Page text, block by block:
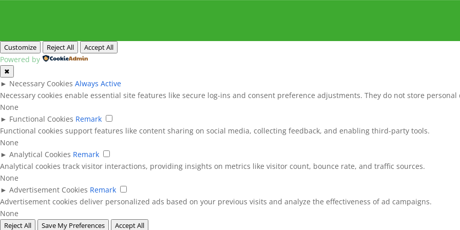
Customize Reject All Accept All
Powered by
✖
► Necessary Cookies Always Active
Necessary cookies enable essential site features like secure log-ins and consent preference adjustments. They do not store personal
None
► Functional Cookies Remark
Functional cookies support features like content sharing on social media, collecting feedback, and enabling third-party tools.
None
► Analytical Cookies Remark
Analytical cookies track visitor interactions, providing insights on metrics like visitor count, bounce rate, and traffic sources.
None
► Advertisement Cookies Remark
Advertisement cookies deliver personalized ads based on your previous visits and analyze the effectiveness of ad campaigns.
None
Reject All Save My Preferences Accept All